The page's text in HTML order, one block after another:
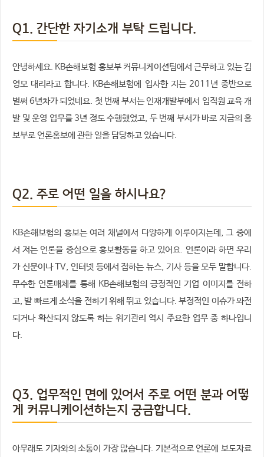
Q1. 간단한 자기소개 부탁 드립니다.
안녕하세요. KB손해보험 홍보부 커뮤니케이션팀에서 근무하고 있는 김
영모 대리라고 합니다. KB손해보험에 입사한 지는 2011년 중반으로
벌써 6년차가 되었네요. 첫 번째 부서는 인재개발부에서 임직원 교육 개
발 및 운영 업무를 3년 정도 수행했었고, 두 번째 부서가 바로 지금의 홍
보부로 언론홍보에 관한 일을 담당하고 있습니다.
Q2. 주로 어떤 일을 하시나요?
KB손해보험의 홍보는 여러 채널에서 다양하게 이루어지는데, 그 중에
서 저는 언론을 중심으로 홍보활동을 하고 있어요. 언론이라 하면 우리
가 신문이나 TV, 인터넷 등에서 접하는 뉴스, 기사 등을 모두 말합니다.
무수한 언론매체를 통해 KB손해보험의 긍정적인 기업 이미지를 전하
고, 발 빠르게 소식을 전하기 위해 뛰고 있습니다. 부정적인 이슈가 와전
되거나 확산되지 않도록 하는 위기관리 역시 주요한 업무 중 하나입니
다.
Q3. 업무적인 면에 있어서 주로 어떤 분과 어떻
게 커뮤니케이션하는지 궁금합니다.
아무래도 기자와의 소통이 가장 많습니다. 기본적으로 언론에 보도자료